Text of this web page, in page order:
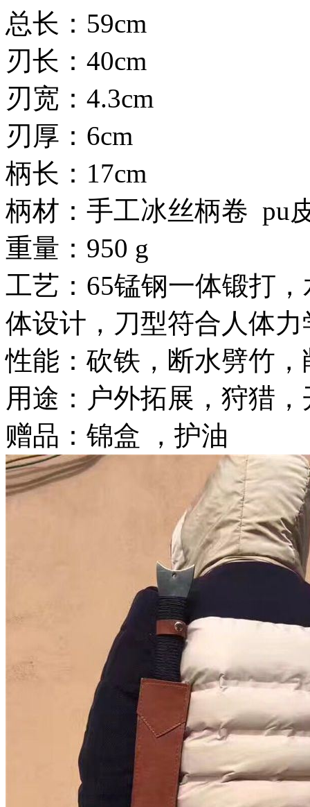
总长：59cm
刃长：40cm
刃宽：4.3cm
刃厚：6cm
柄长：17cm
柄材：手工冰丝柄卷 pu
重量：950 g
工艺：65锰钢一体锻打
体设计，刀型符合人体
性能：砍铁，断水劈竹，
用途：户外拓展，狩猎
赠品：锦盒 ，护油